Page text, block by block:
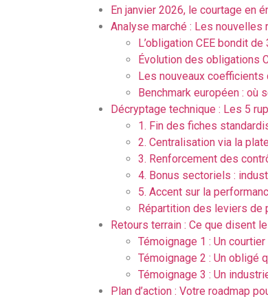
En janvier 2026, le courtage en
Analyse marché : Les nouvelles
L’obligation CEE bondit
Évolution des obligations
Les nouveaux coefficients
Benchmark européen : où
Décryptage technique : Les 5
1. Fin des fiches
2. Centralisation via la
3. Renforcement des
4. Bonus sectoriels :
5. Accent sur la
Répartition des leviers de
Retours terrain : Ce que disent
Témoignage 1 : Un
Témoignage 2 : Un obligé
Témoignage 3 : Un
Plan d’action : Votre roadmap